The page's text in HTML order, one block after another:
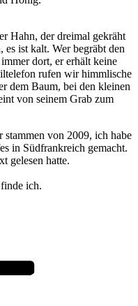
Hahn, der dreimal gekräht
es ist kalt. Wer begräbt den
dort, er erhält keine
rufen wir himmlische
dem Baum, bei den kleinen
von seinem Grab zum
von 2009, ich habe
in Südfrankreich gemacht.
gelesen hatte.
ich.